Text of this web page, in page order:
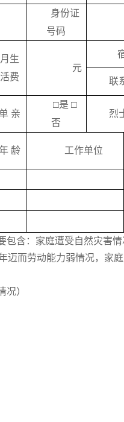
身份证
号码
月生
活费
元
联
单 亲
□是 □
否
烈
龄 工作单位
包含：家庭遭受自然灾害
迈而劳动能力弱情况，家
况）